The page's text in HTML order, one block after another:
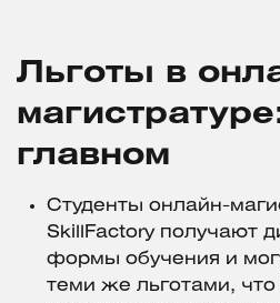
Льготы в
главном
Студенты онлайн-
SkillFactory получают
формы обучения и
теми же льготами, что